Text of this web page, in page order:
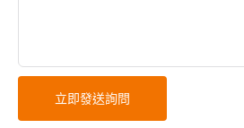
立即發送詢問